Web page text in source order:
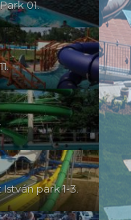
01.
park 1-3.